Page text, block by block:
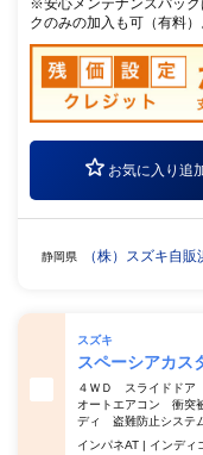
※安心メンテナンスパック
クのみの加入も可（有料）
お気に入り追
静岡県 （株）スズキ自
スズキ
スペーシアカ
４ＷＤ スライドド
オートエアコン 衝突
ディ 盗難防止システ
インパネAT | インディ